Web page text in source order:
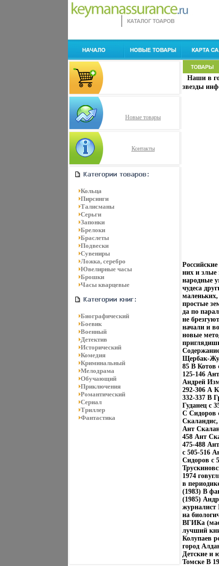
Новые товары
Контакты
Кольца
Пирсинги
Талисманы
Серьги
Запонки
Брелоки
Браслеты
Подвески
Сувениры
Ложка, серебро
Ювелирные часы
Брошки
Часы кварцевые
Биографический
Боевик
Военный
Детектив
Исторический
Комедия
Криминальный
Мелодрама
Обучающий
Приключения
Романтический
Сериал
Триллер
Фантастика
Наши в
звезды
них и злые
народные
чудеса
простые
да по
не
начали и
новые
Щербак-
85 В Котов
125-146
Андрей
292-306 А
332-337 В
Гуданец c
С Сидоров
Ант
458 Ант
475-488
c 505-516
Сидоров c
1974
в
(1983) В
(1985)
журналист
на
ВГИКа
лучший
Колупаев
город
Детские и
Томске В